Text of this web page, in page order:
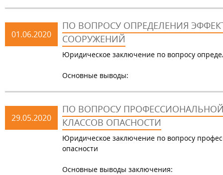
01.06.2020
ПО ВОПРОСУ ОПРЕДЕЛЕНИЯ
СООРУЖЕНИЙ
Юридическое заключение по вопросу
Основные выводы:
29.05.2020
ПО ВОПРОСУ
КЛАССОВ ОПАСНОСТИ
Юридическое заключение по вопросу
опасности
Основные выводы заключения: